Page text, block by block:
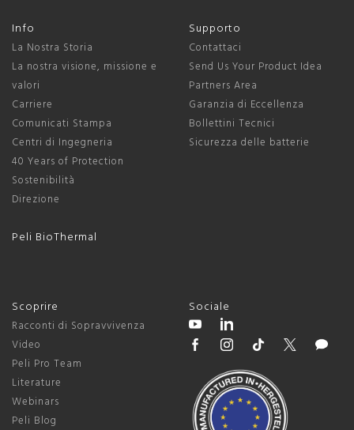
Info
La Nostra Storia
La nostra visione, missione e
valori
Carriere
Comunicati Stampa
Centri di Ingegneria
40 Years of Protection
Sostenibilità
Direzione
Peli BioThermal
Supporto
Contattaci
Send Us Your Product Idea
Partners Area
Garanzia di Eccellenza
Bollettini Tecnici
Sicurezza delle batterie
Scoprire
Racconti di Sopravvivenza
Video
Peli Pro Team
Literature
Webinars
Peli Blog
Sociale